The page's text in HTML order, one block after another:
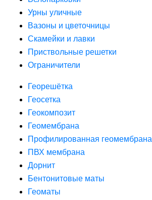
Урны уличные
Вазоны и цветочницы
Скамейки и лавки
Приствольные решетки
Ограничители
Георешётка
Геосетка
Геокомпозит
Геомембрана
Профилированная геомембрана
ПВХ мембрана
Дорнит
Бентонитовые маты
Геоматы